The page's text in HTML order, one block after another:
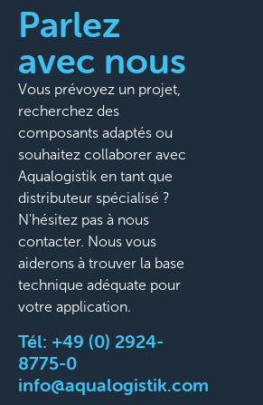
Parlez
avec nous
Vous prévoyez un projet,
recherchez des
composants adaptés ou
souhaitez collaborer avec
Aqualogistik en tant que
distributeur spécialisé ?
N'hésitez pas à nous
contacter. Nous vous
aiderons à trouver la base
technique adéquate pour
votre application.
Tél: +49 (0) 2924-
8775-0
info@aqualogistik.com